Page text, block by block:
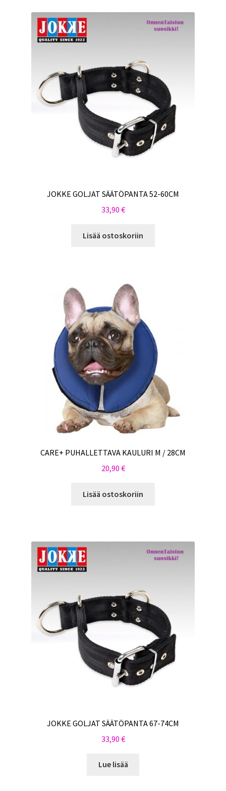
JOKKE GOLJAT SÄÄTÖPANTA 52-60CM
33,90 €
Lisää ostoskoriin
CARE+ PUHALLETTAVA KAULURI M / 28CM
20,90 €
Lisää ostoskoriin
JOKKE GOLJAT SÄÄTÖPANTA 67-74CM
33,90 €
Lue lisää